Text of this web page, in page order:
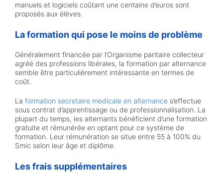
manuels et logiciels coûtant une centaine d’euros sont
proposés aux élèves.
La formation qui pose le moins de problème
Généralement financée par l’Organisme paritaire collecteur
agréé des professions libérales, la formation par alternance
semble être particulièrement intéressante en termes de
coût.
La formation secretaire medicale en alternance s’effectue
sous contrat d’apprentissage ou de professionnalisation. La
plupart du temps, les alternants bénéficient d’une formation
gratuite et rémunérée en optant pour ce système de
formation. Leur rémunération se situe entre 55 à 100% du
Smic selon leur âge et diplôme.
Les frais supplémentaires